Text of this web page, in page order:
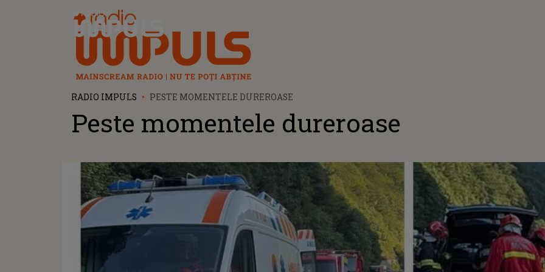
Radio Impuls
RADIO IMPULS PESTE MOMENTELE DUREROASE
Peste momentele dureroase